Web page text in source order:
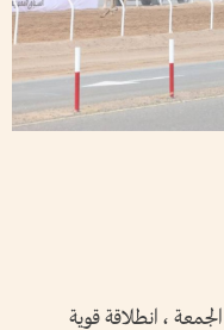
، انطلاقة قوية